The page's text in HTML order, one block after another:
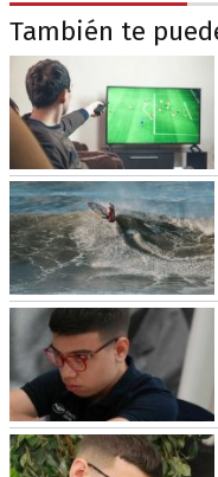
También te